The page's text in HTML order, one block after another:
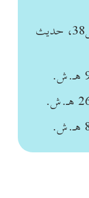
جامع أحاديث الشيعة، ج‏20، ص‏38، حديث
.
.
.